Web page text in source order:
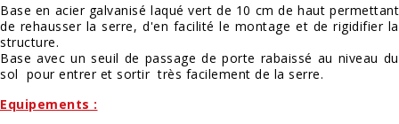
Base en acier galvanisé laqué vert de 10 cm de haut permettant
de rehausser la serre, d'en facilité le montage et de rigidifier la
structure.
Base avec un seuil de passage de porte rabaissé au niveau du
sol pour entrer et sortir très facilement de la serre.
Equipements :